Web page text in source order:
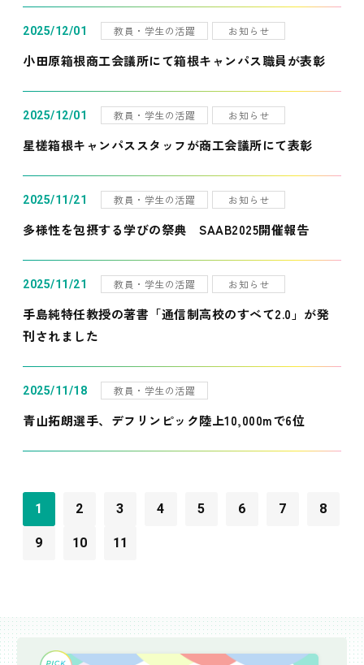
2025/12/01 教員・学生の活躍 お知らせ
小田原箱根商工会議所にて箱根キャンパス職員が表彰
2025/12/01 教員・学生の活躍 お知らせ
星槎箱根キャンパススタッフが商工会議所にて表彰
2025/11/21 教員・学生の活躍 お知らせ
多様性を包摂する学びの祭典 SAAB2025開催報告
2025/11/21 教員・学生の活躍 お知らせ
手島純特任教授の著書「通信制高校のすべて2.0」が発
刊されました
2025/11/18 教員・学生の活躍
青山拓朗選手、デフリンピック陸上10,000mで6位
1 2 3 4 5 6 7 8
9 10 11